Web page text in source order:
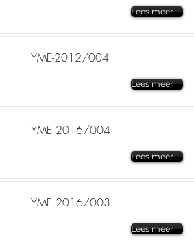
Lees meer
YME-2012/004
Lees meer
YME 2016/004
Lees meer
YME 2016/003
Lees meer